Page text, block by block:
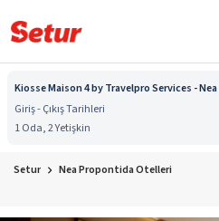
Kiosse Maison 4 by Travelpro Services - Nea
Giriş - Çıkış Tarihleri
1 Oda, 2 Yetişkin
Setur Nea Propontida Otelleri